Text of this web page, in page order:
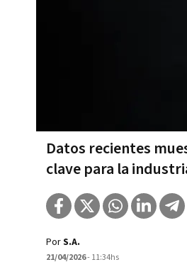
Datos recientes
clave para la
PorS.A.
21/04/2026- 11:34hs